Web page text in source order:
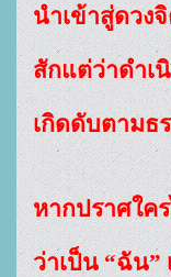
นำเข้าสู่ดวง
สักแต่ว่าดำเ
เกิดดับตามธ
หากปราศใค
ว่าเป็น “ฉัน”